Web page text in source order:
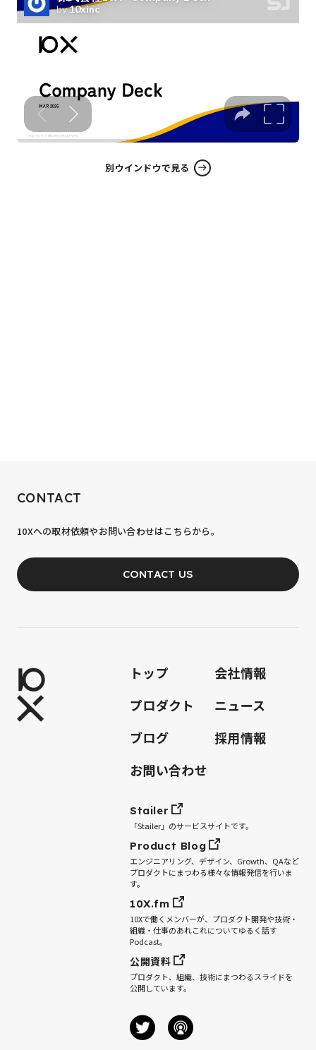
別ウインドウで見る
あなたの力が、必要です。
JOIN OUR TEAM
CONTACT
10Xへの取材依頼やお問い合わせはこちらから。
CONTACT US
トップ
会社情報
プロダクト
ニュース
ブログ
採用情報
お問い合わせ
Stailer
「Stailer」のサービスサイトです。
Product Blog
エンジニアリング、デザイン、Growth、QAなど
プロダクトにまつわる様々な情報発信を行いま
す。
10X.fm
10Xで働くメンバーが、プロダクト開発や技術・
組織・仕事のあれこれについてゆるく話す
Podcast。
公開資料
プロダクト、組織、技術にまつわるスライドを
公開しています。